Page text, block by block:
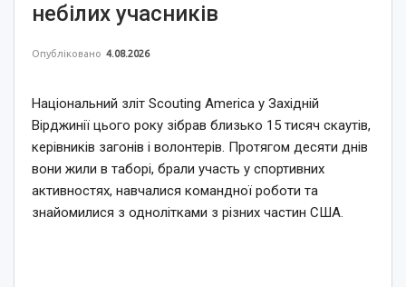
небілих учасників
Опубліковано 4.08.2026
Національний зліт Scouting America у Західній
Вірджинії цього року зібрав близько 15 тисяч скаутів,
керівників загонів і волонтерів. Протягом десяти днів
вони жили в таборі, брали участь у спортивних
активностях, навчалися командної роботи та
знайомилися з однолітками з різних частин США.